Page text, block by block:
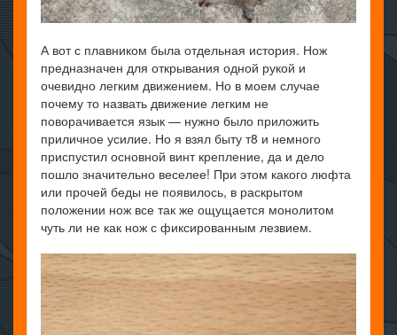
А вот с плавником была отдельная история. Нож
предназначен для открывания одной рукой и
очевидно легким движением. Но в моем случае
почему то назвать движение легким не
поворачивается язык — нужно было приложить
приличное усилие. Но я взял быту т8 и немного
приспустил основной винт крепление, да и дело
пошло значительно веселее! При этом какого люфта
или прочей беды не появилось, в раскрытом
положении нож все так же ощущается монолитом
чуть ли не как нож с фиксированным лезвием.